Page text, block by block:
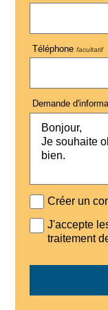
Téléphone facultatif
Demande
Créer un
J'accepte
traitement